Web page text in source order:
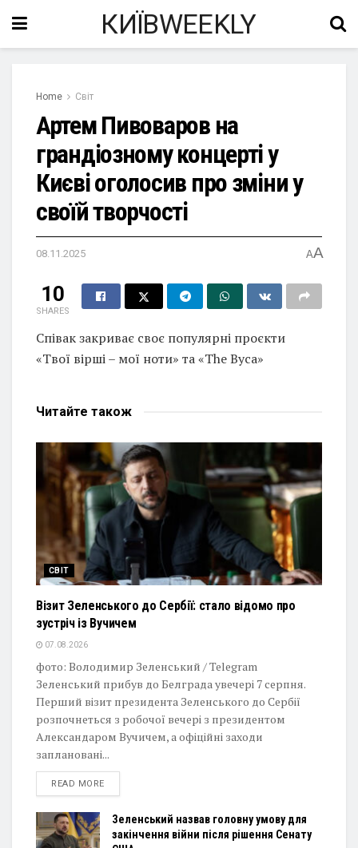
КИЇВWEEKLY
Home Світ
Артем Пивоваров на
грандіозному концерті у
Києві оголосив про зміни у
своїй творчості
08.11.2025 AA
10
SHARES
Співак закриває своє популярні проєкти
«Твої вірші – мої ноти» та «The Вуса»
Читайте також
СВІТ
Візит Зеленського до Сербії: стало відомо про
зустріч із Вучичем
07.08.2026
фото: Володимир Зеленський / Telegram
Зеленський прибув до Белграда увечері 7 серпня.
Перший візит президента Зеленського до Сербії
розпочнеться з робочої вечері з президентом
Александаром Вучичем, а офіційні заходи
заплановані...
READ MOREDETAILS
Зеленський назвав головну умову для
закінчення війни після рішення Сенату